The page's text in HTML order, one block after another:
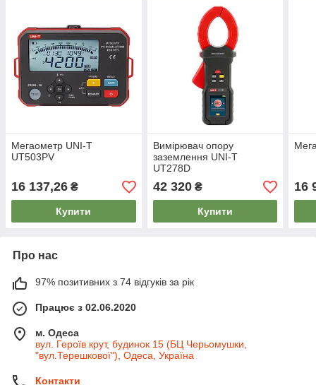
Мегаометр UNI-T
UT503PV
16 137,26 ₴
Купити
Вимірювач опору
заземлення UNI-T
UT278D
42 320₴
Купити
16
Про нас
97% позитивних з 74 відгуків за рік
Працює з 02.06.2020
м. Одеса
вул. Героїв крут, будинок 15 (БЦ Черьомушки,
"вул.Терешкової"), Одеса, Україна
Контакти